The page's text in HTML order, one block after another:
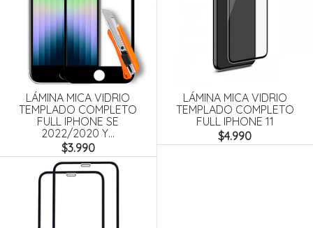
LÁMINA MICA VIDRIO
TEMPLADO COMPLETO
FULL IPHONE SE
2022/2020 Y...
$3.990
LÁMINA MICA VIDRIO
TEMPLADO COMPLETO
FULL IPHONE 11
$4.990